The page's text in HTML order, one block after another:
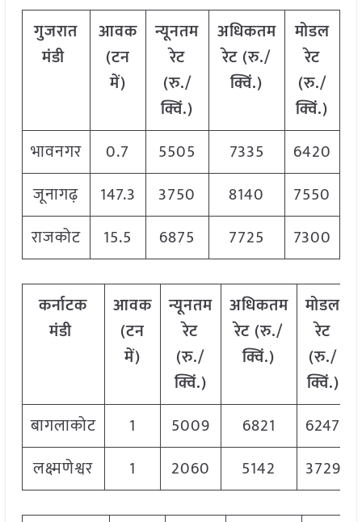
गुजरात
मंडी
आवक
(टन
में)
न्यूनतम
रेट
(रु./
क्विं.)
अधिकतम
रेट (रु./
क्विं.)
मोडल
रेट
(रु./
क्विं.)
भावनगर
0.7 5505 7335
6420
जूनागढ़
147.3 3750 8140
7550
राजकोट
15.5 6875 7725 7300
कर्नाटक
मंडी
आवक
(टन
में)
न्यूनतम
रेट
(रु./
क्विं.)
अधिकतम
रेट (रु./
क्विं.)
मोडल
रेट
(रु./
क्विं.)
बागलाकोट
1 5009 6821
6247
लक्ष्मणेश्वर
1 2060 5142 3729